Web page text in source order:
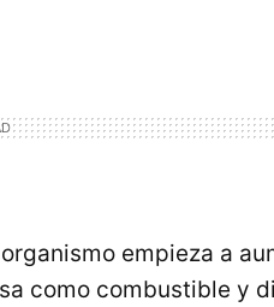
empieza a
como combustible y